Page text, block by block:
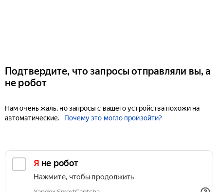
Подтвердите, что запросы отправляли вы, а
не робот
Нам очень жаль, но запросы с вашего устройства похожи на
автоматические.
Почему это могло произойти?
Я не робот
Нажмите, чтобы продолжить